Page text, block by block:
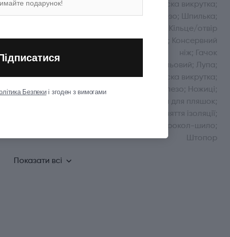
Велика пласка викрутка;
Велике лезо; Шпилька;
Зубочистка; Кільце/отвір
для підвісу; Консервний
ніж; Гачок
багатоцільовий; Лупа;
Мала пласка викрутка;
Мале лезо; Ножиці;
Відкривачка для пляшок;
Паз для зняття ізоляції;
Пінцет; Дірокол-шило;
Штопор
Показати всі
Безпекиі згоден з вимогами